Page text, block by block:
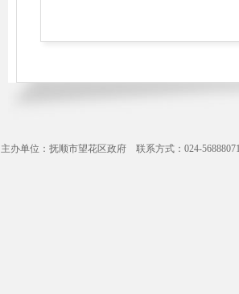
主办单位：抚顺市望花区政府 联系方式：024-